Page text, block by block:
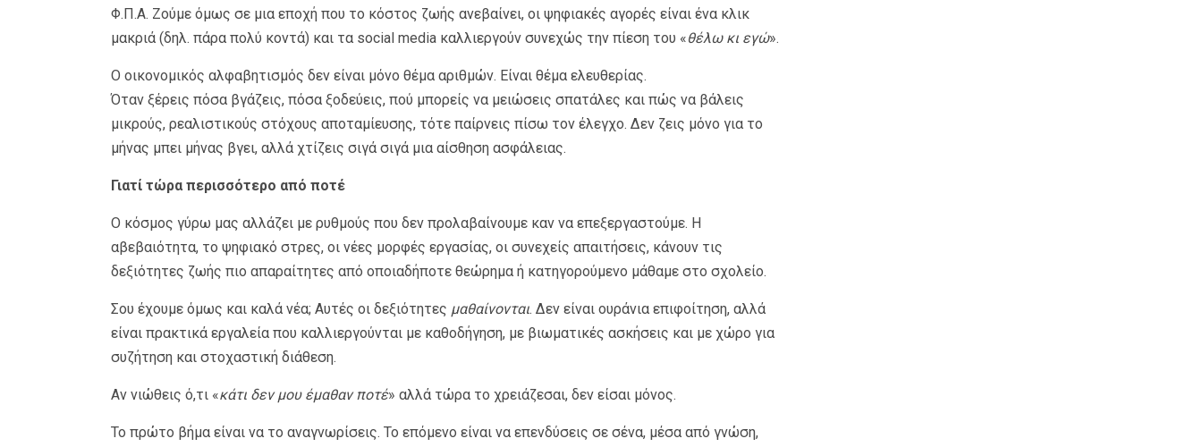
Φ.Π.Α. Ζούμε όμως σε μια εποχή που το κόστος ζωής ανεβαίνει, οι ψηφιακές αγορές είναι ένα κλικ
μακριά (δηλ. πάρα πολύ κοντά) και τα social media καλλιεργούν συνεχώς την πίεση του «θέλω κι εγώ».
Ο οικονομικός αλφαβητισμός δεν είναι μόνο θέμα αριθμών. Είναι θέμα ελευθερίας.
Όταν ξέρεις πόσα βγάζεις, πόσα ξοδεύεις, πού μπορείς να μειώσεις σπατάλες και πώς να βάλεις
μικρούς, ρεαλιστικούς στόχους αποταμίευσης, τότε παίρνεις πίσω τον έλεγχο. Δεν ζεις μόνο για το
μήνας μπει μήνας βγει, αλλά χτίζεις σιγά σιγά μια αίσθηση ασφάλειας.
Γιατί τώρα περισσότερο από ποτέ
Ο κόσμος γύρω μας αλλάζει με ρυθμούς που δεν προλαβαίνουμε καν να επεξεργαστούμε. Η
αβεβαιότητα, το ψηφιακό στρες, οι νέες μορφές εργασίας, οι συνεχείς απαιτήσεις, κάνουν τις
δεξιότητες ζωής πιο απαραίτητες από οποιαδήποτε θεώρημα ή κατηγορούμενο μάθαμε στο σχολείο.
Σου έχουμε όμως και καλά νέα; Αυτές οι δεξιότητες μαθαίνονται. Δεν είναι ουράνια επιφοίτηση, αλλά
είναι πρακτικά εργαλεία που καλλιεργούνται με καθοδήγηση, με βιωματικές ασκήσεις και με χώρο για
συζήτηση και στοχαστική διάθεση.
Αν νιώθεις ό,τι «κάτι δεν μου έμαθαν ποτέ» αλλά τώρα το χρειάζεσαι, δεν είσαι μόνος.
Το πρώτο βήμα είναι να το αναγνωρίσεις. Το επόμενο είναι να επενδύσεις σε σένα, μέσα από γνώση,